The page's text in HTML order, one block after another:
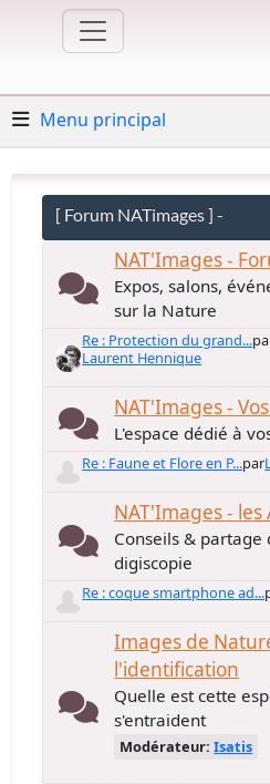
Menu principal
[ Forum NATimages ] -
NAT'Images -
Expos, salons,
sur la Nature
Re : Protection du grand...
Laurent Hennique
NAT'Images -
L'espace dédié à
Re : Faune et Flore en P...par
NAT'Images - les
Conseils & partage
digiscopie
Re : coque smartphone ad...
Images de
l'identification
Quelle est cette
s'entraident
Modérateur:Isatis